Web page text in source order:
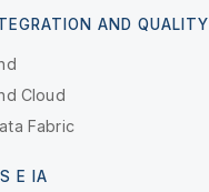
AND QUALITY
Cloud
Fabric
E IA